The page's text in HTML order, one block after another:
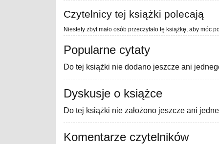
Czytelnicy tej książki polecają
Niestety zbyt mało osób przeczytało tę książkę, aby móc
Popularne cytaty
Do tej książki nie dodano jeszcze ani
Dyskusje o książce
Do tej książki nie założono jeszcze ani
Komentarze czytelników